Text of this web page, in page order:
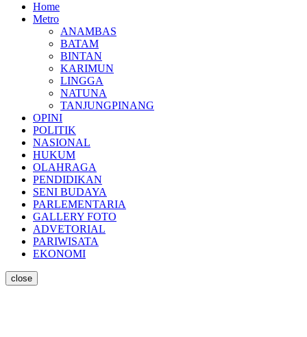
Home
Metro
ANAMBAS
BATAM
BINTAN
KARIMUN
LINGGA
NATUNA
TANJUNGPINANG
OPINI
POLITIK
NASIONAL
HUKUM
OLAHRAGA
PENDIDIKAN
SENI BUDAYA
PARLEMENTARIA
GALLERY FOTO
ADVETORIAL
PARIWISATA
EKONOMI
close